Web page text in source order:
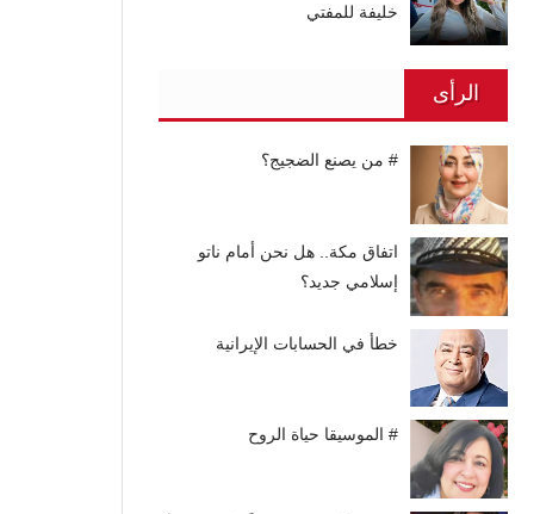
خليفة للمفتي
الرأى
# من يصنع الضجيج؟
اتفاق مكة.. هل نحن أمام ناتو
إسلامي جديد؟
خطأ في الحسابات الإيرانية
# الموسيقا حياة الروح